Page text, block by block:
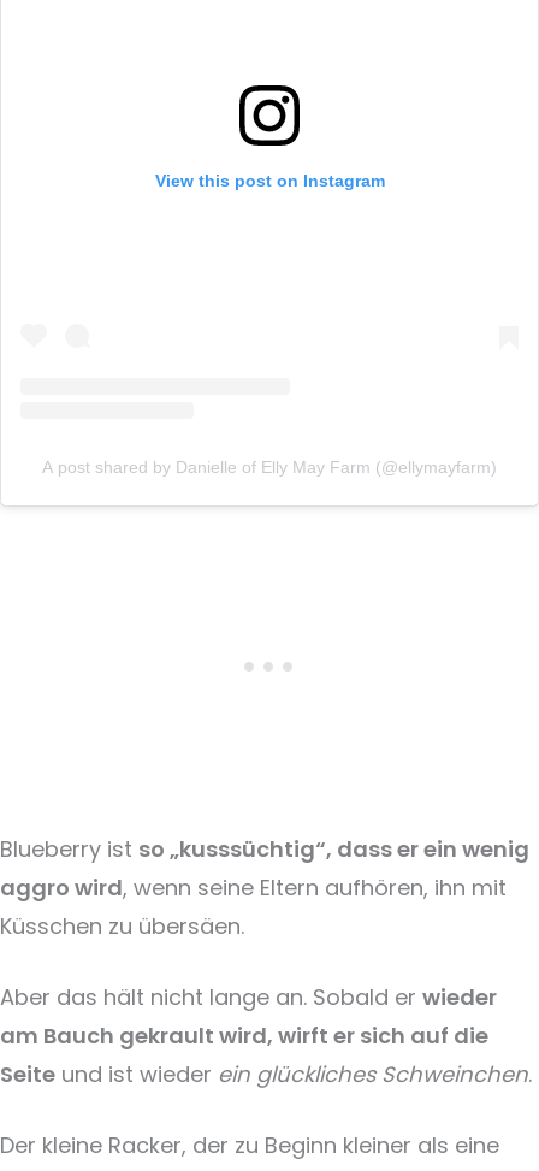
View this post on Instagram
A post shared by Danielle of Elly May Farm (@ellymayfarm)
Blueberry ist so „kusssüchtig“, dass er ein wenig
aggro wird, wenn seine Eltern aufhören, ihn mit
Küsschen zu übersäen.
Aber das hält nicht lange an. Sobald er wieder
am Bauch gekrault wird, wirft er sich auf die
Seite und ist wieder ein glückliches Schweinchen.
Der kleine Racker, der zu Beginn kleiner als eine